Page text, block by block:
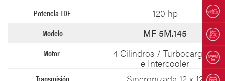
120 hp​
MF 5M.145
4 Cilindros / Turbocargado
e Intercooler​
Sincronizada 12 x 12​